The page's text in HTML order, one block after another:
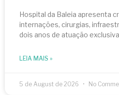
Hospital da Baleia apresenta
internações, cirurgias,
dois anos de atuação exclusiva
LEIA MAIS »
5 de August de 2026 No